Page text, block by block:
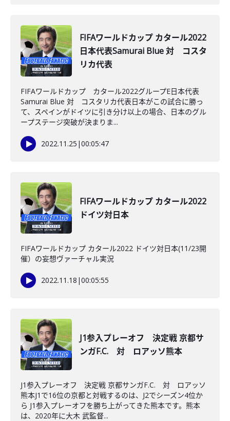
FIFAワールドカップ カタール2022
日本代表Samurai Blue 対 コスタ
リカ代表
FIFAワールドカップ カタール2022グループE日本代表
Samurai Blue 対 コスタリカ代表日本がこの試合に勝っ
て、スペインがドイツに引き分け以上の場合、日本のグル
ープステージ突破が決まりま...
2022.11.25 |00:05:47
FIFAワールドカップ カタール2022
ドイツ対日本
FIFAワールドカップ カタール2022 ドイツ対日本(11/23開
催）の妄想ヴァーチャル実況
2022.11.18 |00:05:55
J1参入プレーオフ 決定戦 京都サ
ンガF.C. 対 ロアッソ熊本
J1参入プレーオフ 決定戦 京都サンガF.C. 対 ロアッソ
熊本J1で16位の京都と対戦するのは、J2でシーズン4位か
ら J1参入プレーオフを勝ち上がってきた熊本です。熊本
は、2020年に大木 武監督...